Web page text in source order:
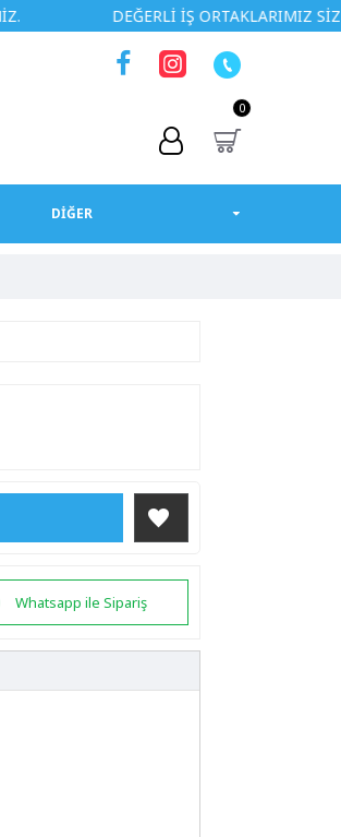
DEĞERLİ İŞ ORTAKLARIMIZ SİZLERE
0
DİĞER
Whatsapp ile Sipariş